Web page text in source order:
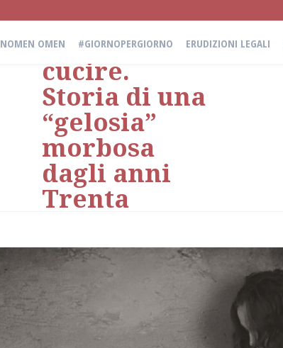
NOMEN OMEN #GIORNOPERGIORNO ERUDIZIONI LEGALI
alla
macchina da
cucire.
Storia di una
“gelosia”
morbosa
dagli anni
Trenta
il 25 Novembre 2021
Erudizioni Legali